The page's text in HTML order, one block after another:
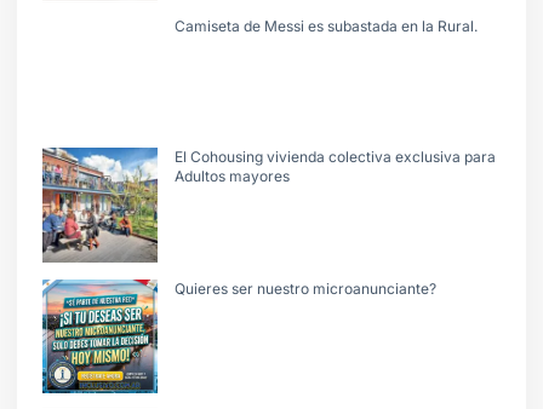
Camiseta de Messi es subastada en la Rural.
El Cohousing vivienda colectiva exclusiva para
Adultos mayores
Quieres ser nuestro microanunciante?